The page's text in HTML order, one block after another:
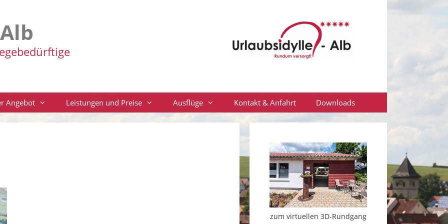
Angebot Leistungen und Preise Ausflüge Kontakt & Anfahrt Downloads
zum virtuellen 3D-Rundgang